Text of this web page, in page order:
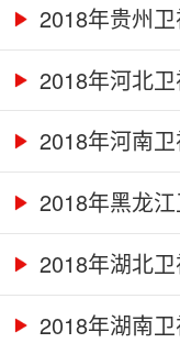
2018年贵州
2018年河北
2018年河南
2018年黑龙
2018年湖北
2018年湖南